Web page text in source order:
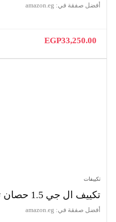
أفضل صفقة في: amazon.eg
EGP33,250.00
تكييفات
تكييف ال جي 1.5 حصان تبريد فقط
أفضل صفقة في: amazon.eg